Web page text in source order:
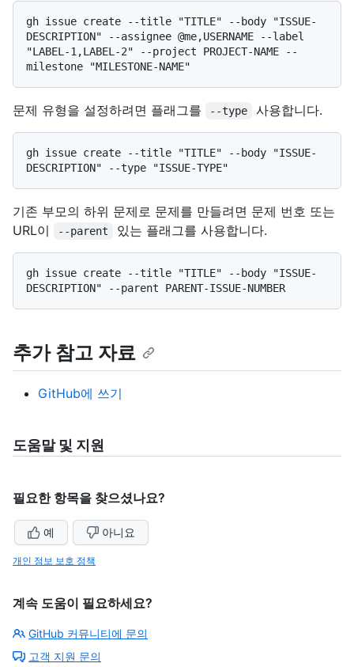
gh issue create --title "TITLE" --body "ISSUE-
DESCRIPTION" --assignee @me,USERNAME --label
"LABEL-1,LABEL-2" --project PROJECT-NAME --
문제 유형을 설정하려면 플래그를 --type 사용합니다.
gh issue create --title "TITLE" --body "ISSUE-
기존 부모의 하위 문제로 문제를 만들려면 문제 번호 또는
URL이
--parent 있는 플래그를 사용합니다.
gh issue create --title "TITLE" --body "ISSUE-
추가 참고 자료
GitHub에 쓰기
도움말 및 지원
필요한 항목을 찾으셨나요?
예 아니요
개인 정보 보호 정책
계속 도움이 필요하세요?
GitHub 커뮤니티에 문의
고객 지원 문의